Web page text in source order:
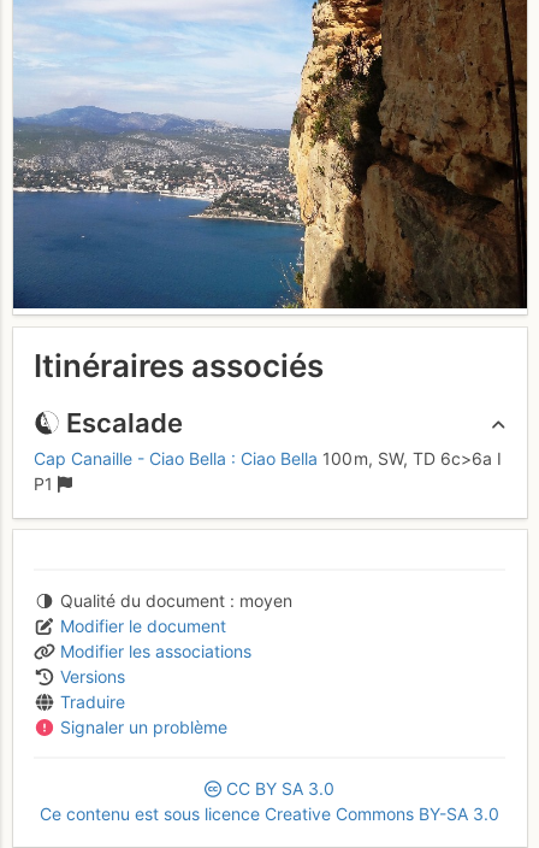
Itinéraires associés
Escalade
Cap Canaille - Ciao Bella : Ciao Bella 100 m, SW, TD 6c>6a I
P1
Qualité du document
moyen
Modifier le document
Modifier les associations
Versions
Traduire
Signaler un problème
CC BY SA 3.0
Ce contenu est sous licence Creative Commons BY-SA 3.0